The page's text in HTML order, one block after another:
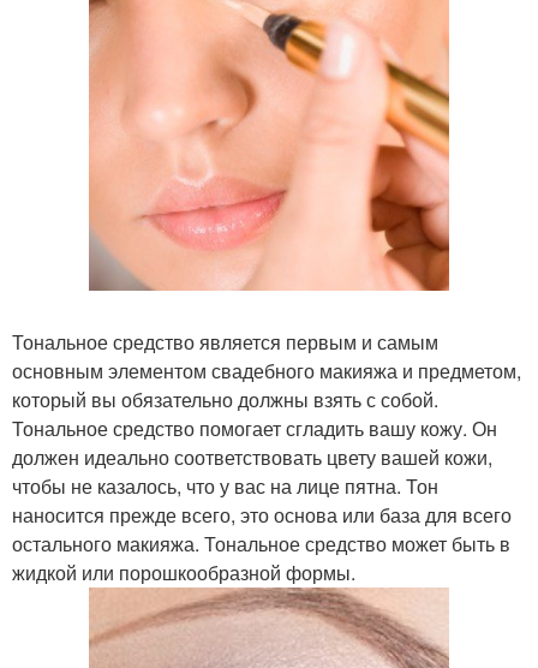
Тональное средство является первым и самым
основным элементом свадебного макияжа и предметом,
который вы обязательно должны взять с собой.
Тональное средство помогает сгладить вашу кожу. Он
должен идеально соответствовать цвету вашей кожи,
чтобы не казалось, что у вас на лице пятна. Тон
наносится прежде всего, это основа или база для всего
остального макияжа. Тональное средство может быть в
жидкой или порошкообразной формы.